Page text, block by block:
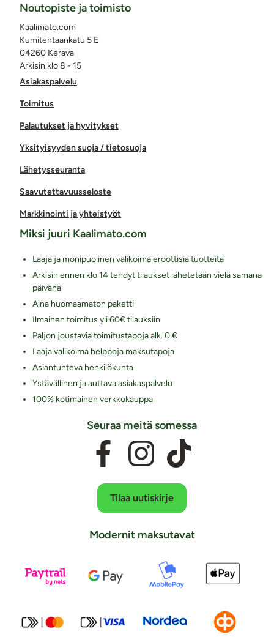
Asiakaspalvelu
Toimitus
Palautukset ja hyvitykset
Yksityisyyden suoja / tietosuoja
Lähetysseuranta
Saavutettavuusseloste
Markkinointi ja yhteistyöt
Noutopiste ja toimisto
Kaalimato.com
Kumitehtaankatu 5 E
04260 Kerava
Arkisin klo 8 - 15
Miksi juuri Kaalimato.com
Laaja ja monipuolinen valikoima eroottisia tuotteita
Arkisin ennen klo 14 tehdyt tilaukset lähetetään vielä samana
päivänä
Aina huomaamaton paketti
Ilmainen toimitus yli 60€ tilauksiin
Paljon joustavia toimitustapoja alk. 0 €
Laaja valikoima helppoja maksutapoja
Asiantunteva henkilökunta
Ystävällinen ja auttava asiakaspalvelu
100% kotimainen verkkokauppa
Seuraa meitä somessa
Tilaa uutiskirje
Modernit maksutavat